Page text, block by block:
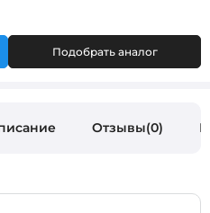
Подобрать аналог
Отзывы(0)